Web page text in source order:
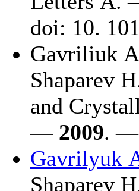
doi: 10.
Gavriliuk
Shaparev
and
— 2009. —
Gavrilyuk
Shaparev